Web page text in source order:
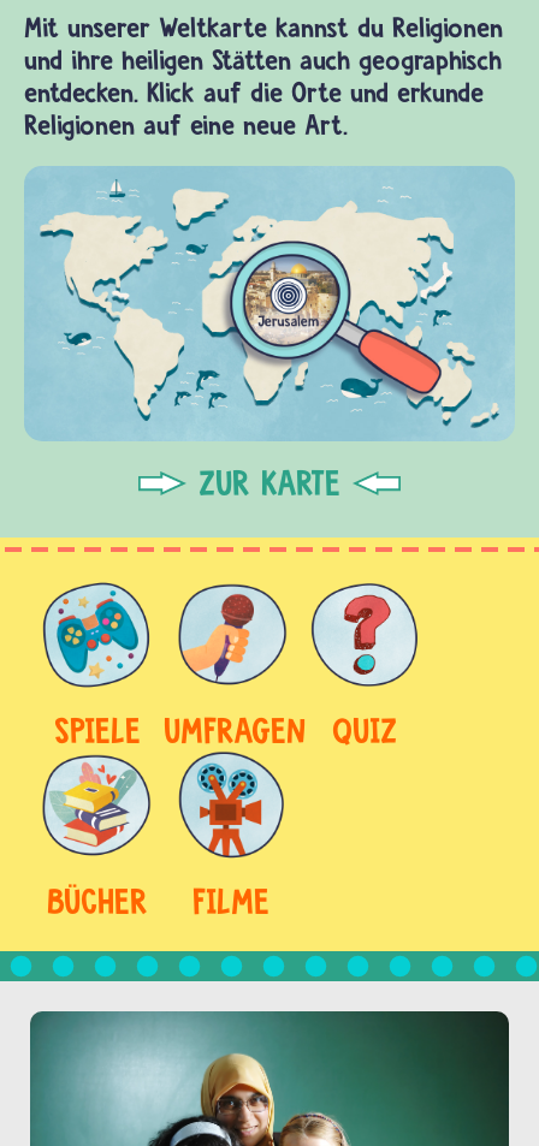
Mit unserer Weltkarte kannst du Religionen
und ihre heiligen Stätten auch geographisch
entdecken. Klick auf die Orte und erkunde
Religionen auf eine neue Art.
ZUR KARTE
SPIELE UMFRAGEN QUIZ
BÜCHER FILME